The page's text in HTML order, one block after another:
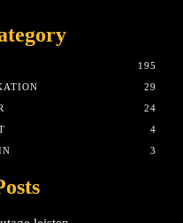
195
29
24
4
3